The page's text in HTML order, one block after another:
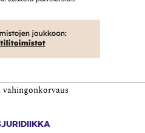
vahingonkorvaus